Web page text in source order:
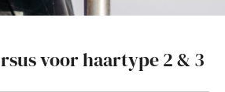
voor haartype 2 & 3